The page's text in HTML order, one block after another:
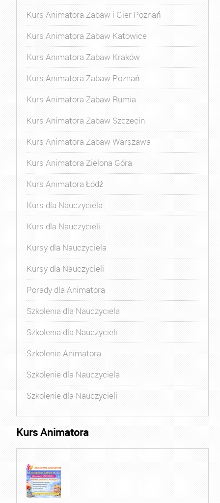
Kurs Animatora Zabaw i Gier Poznań
Kurs Animatora Zabaw Katowice
Kurs Animatora Zabaw Kraków
Kurs Animatora Zabaw Poznań
Kurs Animatora Zabaw Rumia
Kurs Animatora Zabaw Szczecin
Kurs Animatora Zabaw Warszawa
Kurs Animatora Zielona Góra
Kurs Animatora Łódź
Kurs dla Nauczyciela
Kurs dla Nauczycieli
Kursy dla Nauczyciela
Kursy dla Nauczycieli
Porady dla Animatora
Szkolenia dla Nauczyciela
Szkolenia dla Nauczycieli
Szkolenie Animatora
Szkolenie dla Nauczyciela
Szkolenie dla Nauczycieli
Kurs Animatora